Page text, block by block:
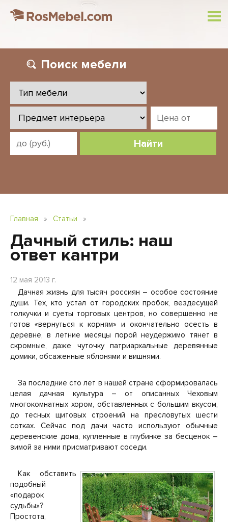
Поиск мебели
Найти
Главная » Статьи »
Дачный стиль: наш
ответ кантри
12 мая 2013 г.
Дачная жизнь для тысяч россиян – особое состояние
души. Тех, кто устал от городских пробок, вездесущей
толкучки и суеты торговых центров, но совершенно не
готов «вернуться к корням» и окончательно осесть в
деревне, в летние месяцы порой неудержимо тянет в
скромные, даже чуточку патриархальные деревянные
домики, обсаженные яблонями и вишнями.
За последние сто лет в нашей стране сформировалась
целая дачная культура – от описанных Чеховым
многокомнатных хором, обставленных с большим вкусом,
до тесных щитовых строений на пресловутых шести
сотках. Сейчас под дачи часто используют обычные
деревенские дома, купленные в глубинке за бесценок –
зимой за ними присматривают соседи.
Как обставить
подобный
«подарок
судьбы»?
Простота,